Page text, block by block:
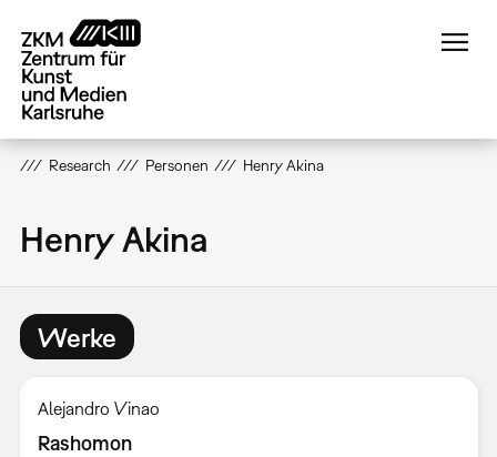
zum
Inhalt
Research Personen Henry Akina
Henry Akina
Werke
Alejandro Vinao
Rashomon